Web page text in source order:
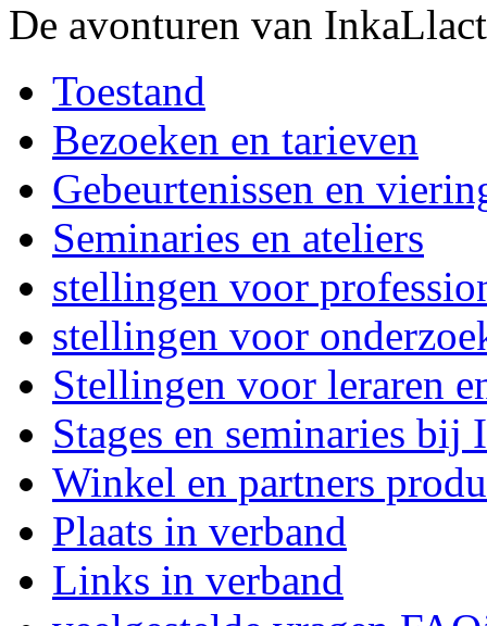
De avonturen van
Toestand
Bezoeken en tarieven
Gebeurtenissen en
Seminaries en ateliers
stellingen voor
stellingen voor
Stellingen voor leraren
Stages en seminaries
Winkel en partners
Plaats in verband
Links in verband